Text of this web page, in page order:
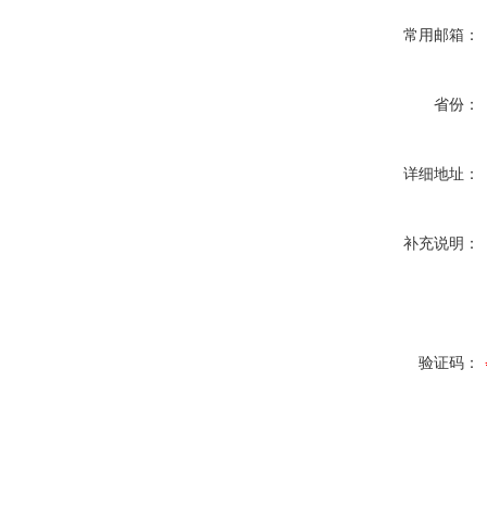
常用邮箱：
省份：
详细地址：
补充说明：
验证码：